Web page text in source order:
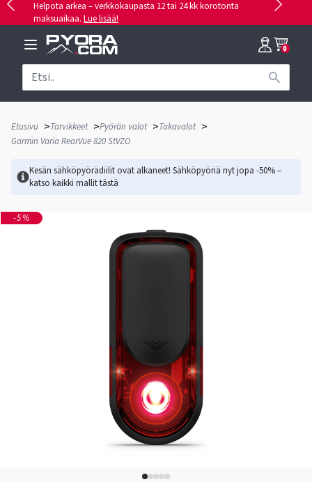
Helpota arkea – verkkokaupasta 12 tai 24 kk korotonta
maksuaikaa. Lue lisää!
0
Etusivu >Tarvikkeet >Pyörän valot >Takavalot >
Garmin Varia RearVue 820 StVZO
Kesän sähköpyörädiilit ovat alkaneet! Sähköpyöriä nyt jopa -50% –
katso kaikki mallittästä
-5%